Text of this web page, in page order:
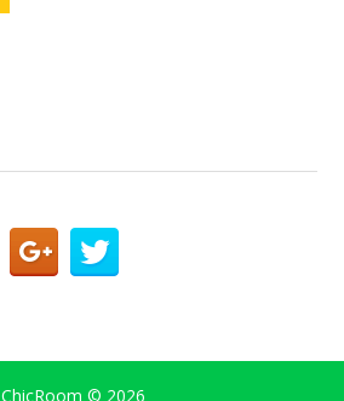
ChicRoom © 2026